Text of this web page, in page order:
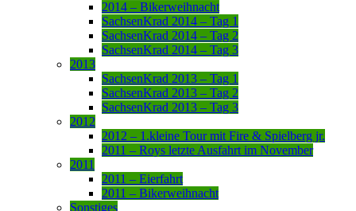
2014 – Bikerweihnacht
SachsenKrad 2014 – Tag 1
SachsenKrad 2014 – Tag 2
SachsenKrad 2014 – Tag 3
2013
SachsenKrad 2013 – Tag 1
SachsenKrad 2013 – Tag 2
SachsenKrad 2013 – Tag 3
2012
2012 – 1.kleine Tour mit Fire & Spielberg jr.
2011 – Roys letzte Ausfahrt im November
2011
2011 – Eierfahrt
2011 – Bikerweihnacht
Sonstiges